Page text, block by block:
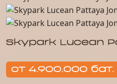
Skypark Lucean
от 4.900.000 бат.